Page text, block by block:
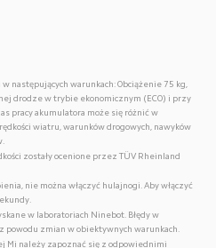
następujących warunkach: Obciążenie 75 kg,
drodze w trybie ekonomicznym (ECO) i przy
pracy akumulatora może się różnić w
wiatru, warunków drogowych, nawyków
zostały ocenione przez TÜV Rheinland
nie można włączyć hulajnogi. Aby włączyć
w laboratoriach Ninebot. Błędy w
zmian w obiektywnych warunkach.
Mi należy zapoznać się z odpowiednimi